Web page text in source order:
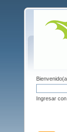
Ingresar